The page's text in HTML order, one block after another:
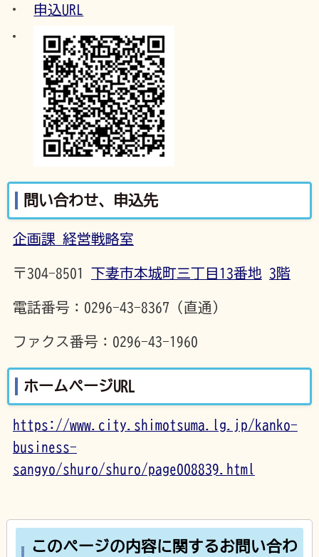
申込URL
問い合わせ、申込先
企画課 経営戦略室
〒304-8501 下妻市本城町三丁目13番地 3階
電話番号：0296-43-8367（直通）
ファクス番号：0296-43-1960
ホームページURL
https://www.city.shimotsuma.lg.jp/kanko-
business-
sangyo/shuro/shuro/page008839.html
このページの内容に関するお問い合わ